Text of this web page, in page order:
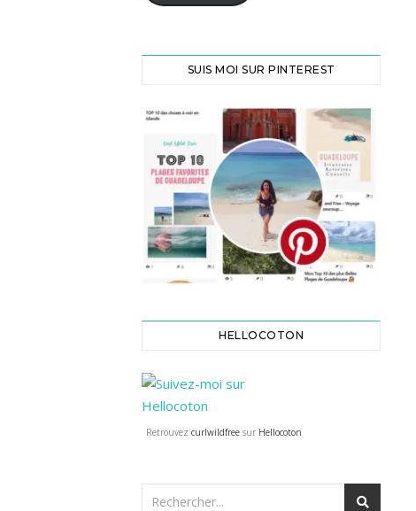
SUIS MOI SUR PINTEREST
HELLOCOTON
Retrouvez curlwildfree sur Hellocoton